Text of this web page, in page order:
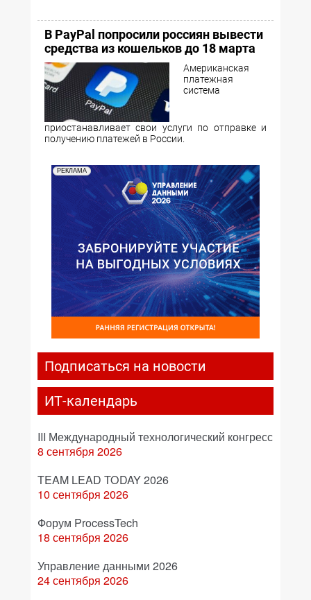
В PayPal попросили россиян вывести
средства из кошельков до 18 марта
Американская
платежная
система
приостанавливает свои услуги по отправке и
получению платежей в России.
РЕКЛАМА
Подписаться на новости
ИТ-календарь
III Международный технологический конгресс
8 сентября 2026
TEAM LEAD TODAY 2026
10 сентября 2026
Форум ProcessTech
18 сентября 2026
Управление данными 2026
24 сентября 2026